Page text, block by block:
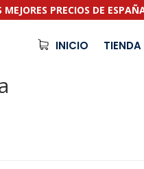
MEJORES PRECIOS DE
INICIO TIENDA